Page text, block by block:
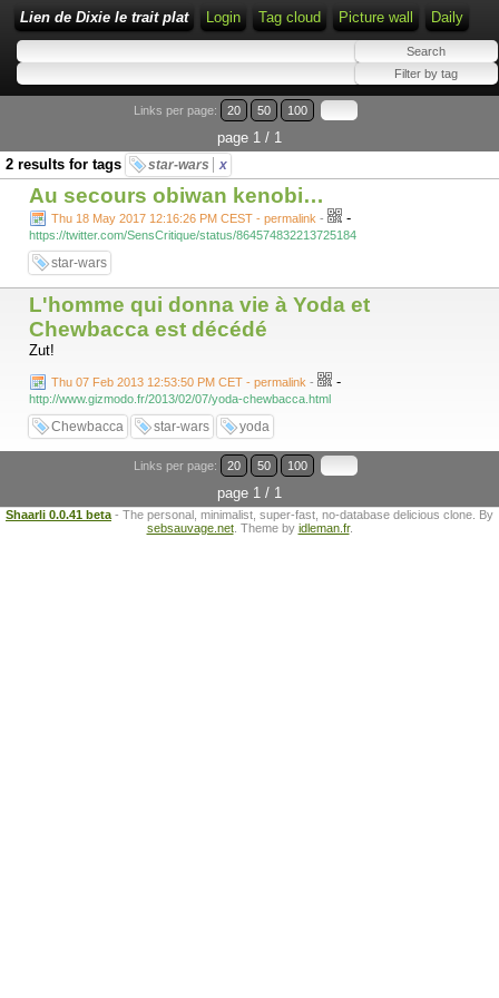
Lien de Dixie le trait plat Login Tag cloud Picture wall Daily
Links per page: 20 50 100
page 1 / 1
2 results for tags
star-wars x
Au secours obiwan kenobi…
Thu 18 May 2017 12:16:26 PM CEST - permalink - -
https://twitter.com/SensCritique/status/864574832213725184
star-wars
L'homme qui donna vie à Yoda et
Chewbacca est décédé
Zut!
Thu 07 Feb 2013 12:53:50 PM CET - permalink - -
http://www.gizmodo.fr/2013/02/07/yoda-chewbacca.html
Chewbacca star-wars yoda
Links per page: 20 50 100
page 1 / 1
Shaarli 0.0.41 beta - The personal, minimalist, super-fast, no-database delicious clone. By
sebsauvage.net. Theme by idleman.fr.